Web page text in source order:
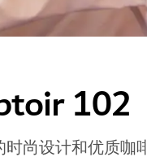
102
时尚设计和优质咖